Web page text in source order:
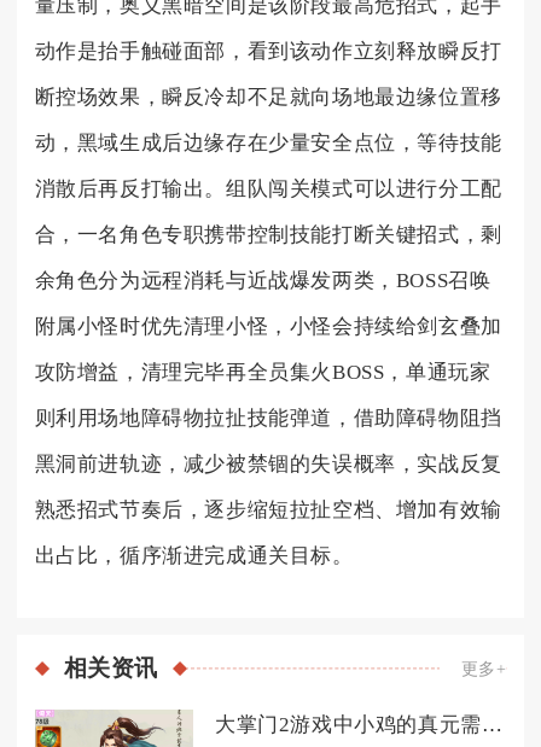
量压制，奥义黑暗空间是该阶段最高危招式，起手
动作是抬手触碰面部，看到该动作立刻释放瞬反打
断控场效果，瞬反冷却不足就向场地最边缘位置移
动，黑域生成后边缘存在少量安全点位，等待技能
消散后再反打输出。组队闯关模式可以进行分工配
合，一名角色专职携带控制技能打断关键招式，剩
余角色分为远程消耗与近战爆发两类，BOSS召唤
附属小怪时优先清理小怪，小怪会持续给剑玄叠加
攻防增益，清理完毕再全员集火BOSS，单通玩家
则利用场地障碍物拉扯技能弹道，借助障碍物阻挡
黑洞前进轨迹，减少被禁锢的失误概率，实战反复
熟悉招式节奏后，逐步缩短拉扯空档、增加有效输
出占比，循序渐进完成通关目标。
相关资讯 更多+
大掌门2游戏中小鸡的真元需要怎么进行选择